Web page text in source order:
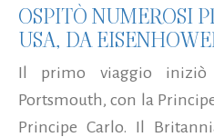
OSPITÒ NUMEROSI
USA, DA
Il primo viaggio
Portsmouth, con la
Principe Carlo. Il